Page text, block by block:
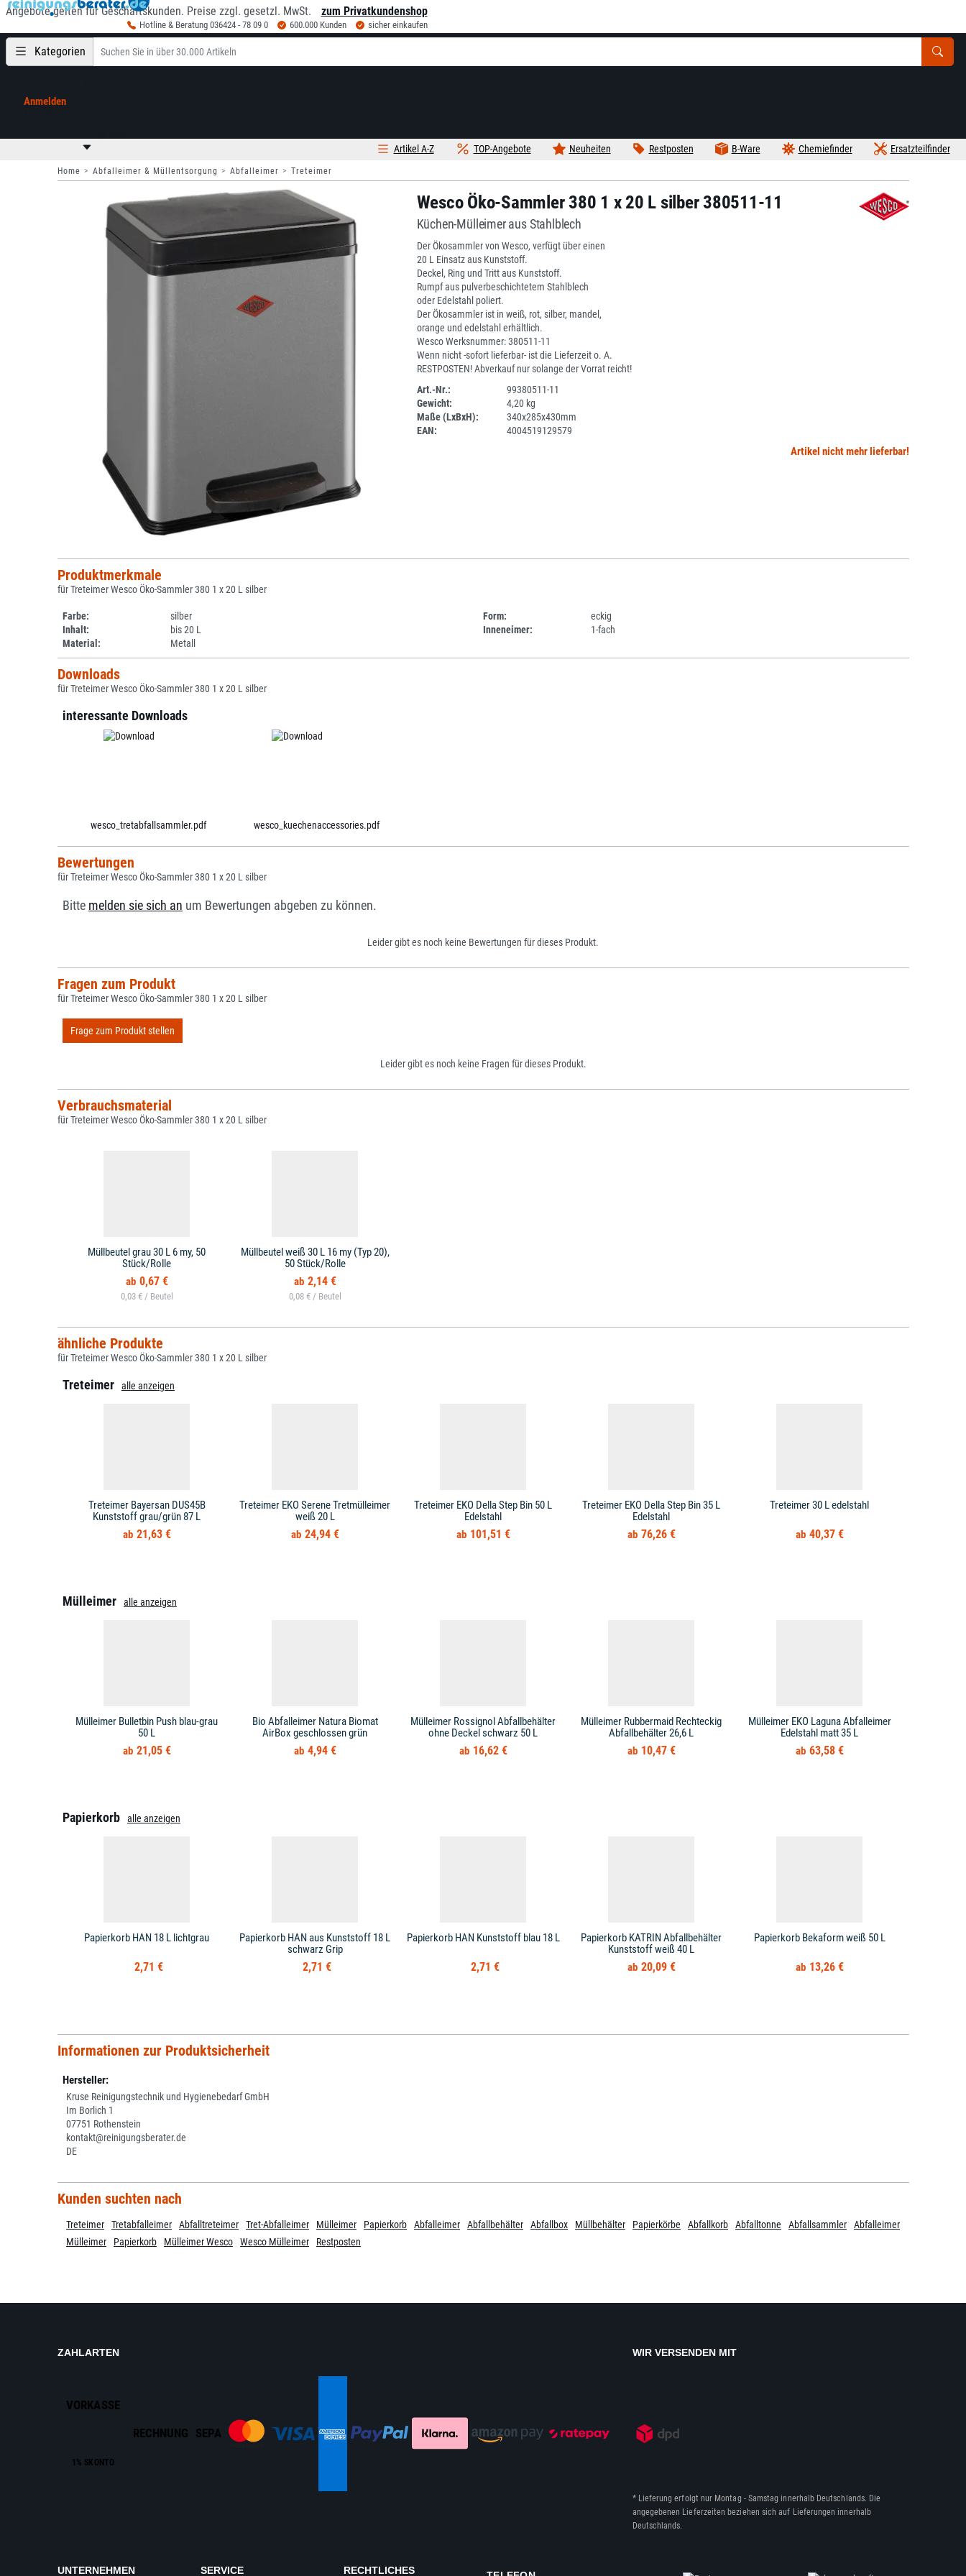
Angebote gelten für Geschäftskunden. Preise zzgl. gesetzl. MwSt. zum Privatkundenshop
Hotline & Beratung 036424 - 78 09 0 600.000 Kunden sicher einkaufen
Kategorien
Anmelden
Ersatzteilfinder
Chemiefinder
B-Ware
Restposten
Neuheiten
TOP-Angebote
Artikel A-Z
Home Abfalleimer & Müllentsorgung Abfalleimer Treteimer
Wesco Öko-Sammler 380 1 x 20 L silber 380511-11
Küchen-Mülleimer aus Stahlblech
Der Ökosammler von Wesco, verfügt über einen
20 L Einsatz aus Kunststoff.
Deckel, Ring und Tritt aus Kunststoff.
Rumpf aus pulverbeschichtetem Stahlblech
oder Edelstahl poliert.
Der Ökosammler ist in weiß, rot, silber, mandel,
orange und edelstahl erhältlich.
Wesco Werksnummer: 380511-11
Wenn nicht -sofort lieferbar- ist die Lieferzeit o. A.
RESTPOSTEN! Abverkauf nur solange der Vorrat reicht!
Art.-Nr.:
99380511-11
Gewicht:
4,20 kg
Maße (LxBxH):
340x285x430mm
EAN:
4004519129579
Artikel nicht mehr lieferbar!
Produktmerkmale
für Treteimer Wesco Öko-Sammler 380 1 x 20 L silber
Farbe: silber Form:
eckig
Inhalt:
bis 20 L Inneneimer:
1-fach
Material:
Metall
Downloads
für Treteimer Wesco Öko-Sammler 380 1 x 20 L silber
interessante Downloads
wesco_tretabfallsammler.pdf wesco_kuechenaccessories.pdf
Bewertungen
für Treteimer Wesco Öko-Sammler 380 1 x 20 L silber
Bitte melden sie sich an um Bewertungen abgeben zu können.
Leider gibt es noch keine Bewertungen für dieses Produkt.
Fragen zum Produkt
für Treteimer Wesco Öko-Sammler 380 1 x 20 L silber
Frage zum Produkt stellen
Leider gibt es noch keine Fragen für dieses Produkt.
Verbrauchsmaterial
für Treteimer Wesco Öko-Sammler 380 1 x 20 L silber
Müllbeutel grau 30 L 6 my, 50
Stück/Rolle
0,67 €
0,03 € /
Müllbeutel weiß 30 L 16 my (Typ 20),
50 Stück/Rolle
2,14 €
0,08 € /
ähnliche Produkte
für Treteimer Wesco Öko-Sammler 380 1 x 20 L silber
Treteimer alle anzeigen
Treteimer Bayersan DUS45B
Kunststoff grau/grün 87 L
21,63 €
Treteimer EKO Serene Tretmülleimer
weiß 20 L
24,94 €
Treteimer EKO Della Step Bin 50 L
Edelstahl
101,51 €
Treteimer EKO Della Step Bin 35 L
Edelstahl
76,26 €
Treteimer 30 L edelstahl
40,37 €
Mülleimer alle anzeigen
Mülleimer Bulletbin Push blau-grau
50 L
21,05 €
Bio Abfalleimer Natura Biomat
AirBox geschlossen grün
4,94 €
Mülleimer Rossignol Abfallbehälter
ohne Deckel schwarz 50 L
16,62 €
Mülleimer Rubbermaid Rechteckig
Abfallbehälter 26,6 L
10,47 €
Mülleimer EKO Laguna Abfalleimer
Edelstahl matt 35 L
63,58 €
Papierkorb alle anzeigen
Papierkorb HAN 18 L lichtgrau
2,71 €
Papierkorb HAN aus Kunststoff 18 L
schwarz Grip
2,71 €
Papierkorb HAN Kunststoff blau 18 L
2,71 €
Papierkorb KATRIN Abfallbehälter
Kunststoff weiß 40 L
20,09 €
Papierkorb Bekaform weiß 50 L
13,26 €
Informationen zur Produktsicherheit
Hersteller:
Kruse Reinigungstechnik und Hygienebedarf GmbH
Im Borlich 1
07751 Rothenstein
kontakt@reinigungsberater.de
DE
Kunden suchten nach
Treteimer Tretabfalleimer Abfalltreteimer Tret-Abfalleimer Mülleimer Papierkorb Abfalleimer Abfallbehälter Abfallbox Müllbehälter Papierkörbe Abfallkorb Abfalltonne Abfallsammler
Abfalleimer
Mülleimer
Papierkorb Mülleimer Wesco Wesco Mülleimer Restposten
ZAHLARTEN
VORKASSE
1% SKONTO
RECHNUNG SEPA
WIR VERSENDEN MIT
* Lieferung erfolgt nur Montag - Samstag innerhalb Deutschlands. Die
angegebenen Lieferzeiten beziehen sich auf Lieferungen innerhalb
Deutschlands.
UNTERNEHMEN SERVICE RECHTLICHES